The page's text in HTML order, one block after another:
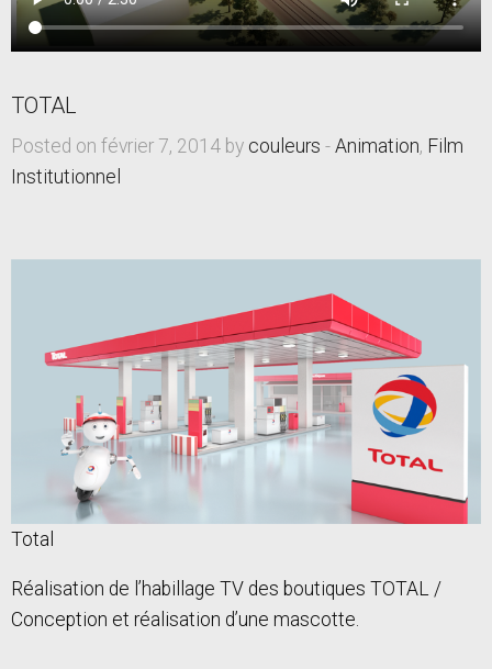
TOTAL
Posted on février 7, 2014 by couleurs - Animation, Film
Institutionnel
Total
Réalisation de l’habillage TV des boutiques TOTAL /
Conception et réalisation d’une mascotte.